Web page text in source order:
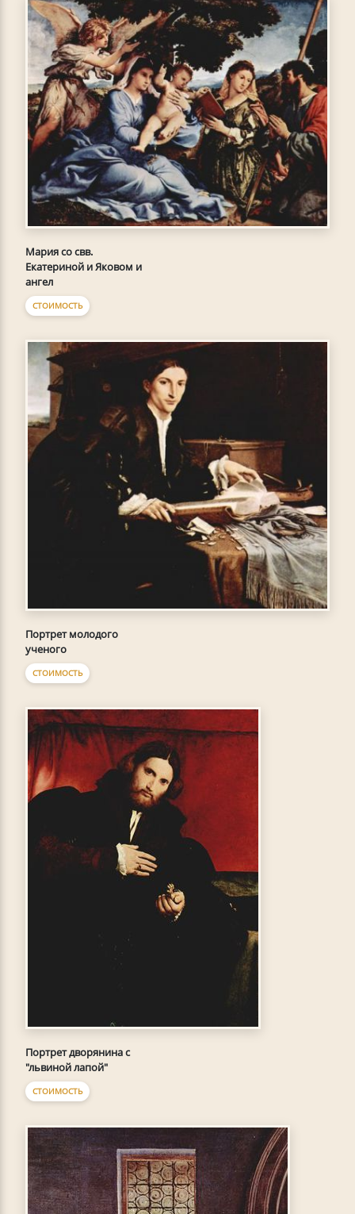
Мария со свв.
Екатериной и Яковом и
ангел
СТОИМОСТЬ
Портрет молодого
ученого
СТОИМОСТЬ
Портрет дворянина с
"львиной лапой"
СТОИМОСТЬ